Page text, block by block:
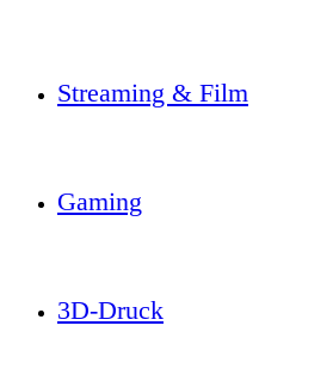
Streaming & Film
Gaming
3D-Druck